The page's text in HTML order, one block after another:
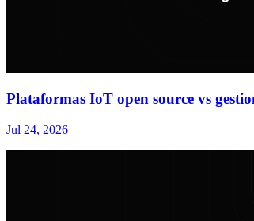
Plataformas IoT open source vs
Jul 24, 2026